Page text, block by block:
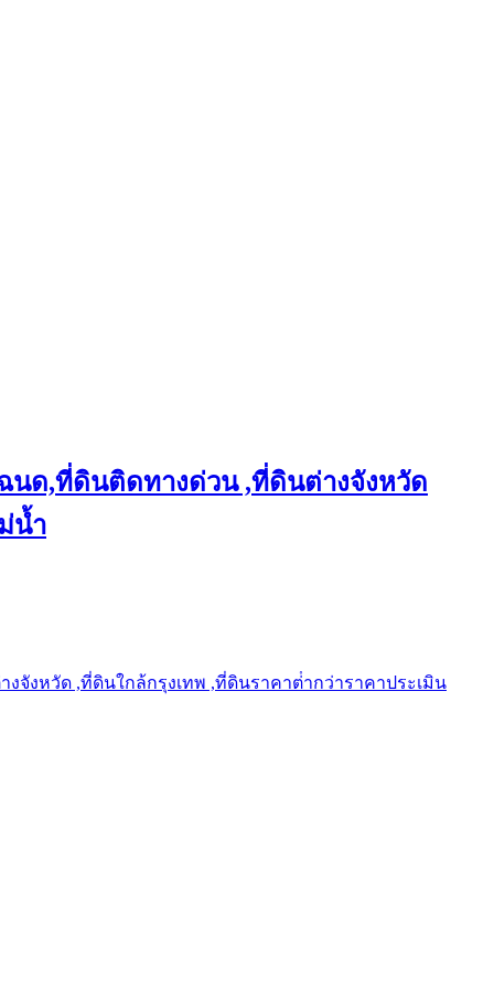
นด,ที่ดินติดทางด่วน ,ที่ดินต่างจังหวัด
น้ำ
จังหวัด ,ที่ดินใกล้กรุงเทพ ,ที่ดินราคาต่ํากว่าราคาประเมิน